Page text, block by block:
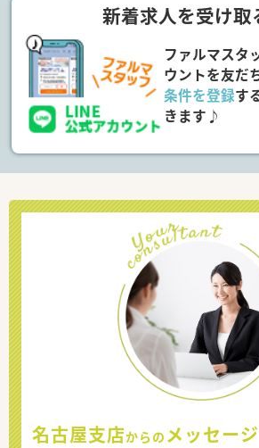
新着求人を受け取
ファルマスタ
ウントを友だ
条件を登録す
きます♪
名古屋支店からの メッセージ